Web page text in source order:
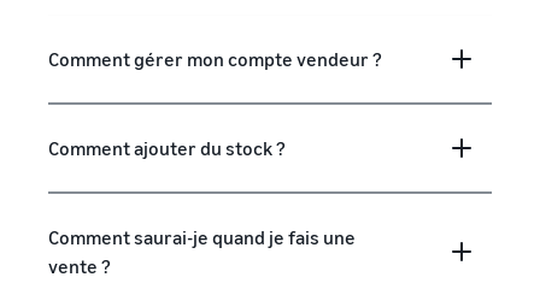
Comment gérer mon compte vendeur ?
Comment ajouter du stock ?
Comment saurai-je quand je fais une
vente ?